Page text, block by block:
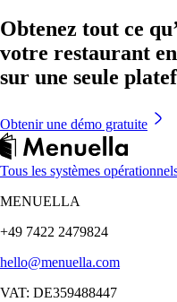
Obtenez tout ce
votre restaurant
sur une seule
Obtenir une démo gratuite
Tous les systèmes
MENUELLA
+49 7422 2479824
hello@menuella.com
VAT: DE359488447